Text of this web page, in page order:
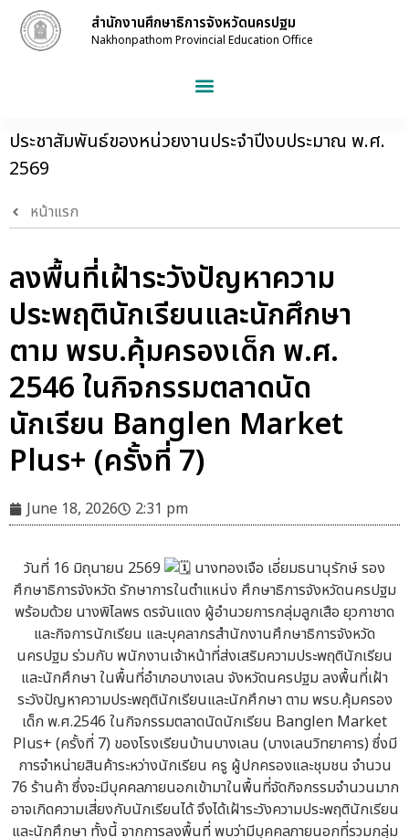
สำนักงานศึกษาธิการจังหวัดนครปฐม
Nakhonpathom Provincial Education Office
ประชาสัมพันธ์ของหน่วยงานประจำปีงบประมาณ พ.ศ.
2569
หน้าแรก
ลงพื้นที่เฝ้าระวังปัญหาความ
ประพฤตินักเรียนและนักศึกษา
ตาม พรบ.คุ้มครองเด็ก พ.ศ.
2546 ในกิจกรรมตลาดนัด
นักเรียน Banglen Market
Plus+ (ครั้งที่ 7)
June 18, 2026 2:31 pm
วันที่ 16 มิถุนายน 2569
นางทองเจือ เอี่ยมธนานุรักษ์ รอง
ศึกษาธิการจังหวัด รักษาการในตำแหน่ง ศึกษาธิการจังหวัดนครปฐม
พร้อมด้วย นางพิไลพร ดรจันแดง ผู้อำนวยการกลุ่มลูกเสือ ยุวกาชาด
และกิจการนักเรียน และบุคลากรสำนักงานศึกษาธิการจังหวัด
นครปฐม ร่วมกับ พนักงานเจ้าหน้าที่ส่งเสริมความประพฤตินักเรียน
และนักศึกษา ในพื้นที่อำเภอบางเลน จังหวัดนครปฐม ลงพื้นที่เฝ้า
ระวังปัญหาความประพฤตินักเรียนและนักศึกษา ตาม พรบ.คุ้มครอง
เด็ก พ.ศ.2546 ในกิจกรรมตลาดนัดนักเรียน Banglen Market
Plus+ (ครั้งที่ 7) ของโรงเรียนบ้านบางเลน (บางเลนวิทยาคาร) ซึ่งมี
การจำหน่ายสินค้าระหว่างนักเรียน ครู ผู้ปกครองและชุมชน จำนวน
76 ร้านค้า ซึ่งจะมีบุคคลภายนอกเข้ามาในพื้นที่จัดกิจกรรมจำนวนมาก
อาจเกิดความเสี่ยงกับนักเรียนได้ จึงได้เฝ้าระวังความประพฤตินักเรียน
และนักศึกษา ทั้งนี้ จากการลงพื้นที่ พบว่ามีบุคคลภายนอกที่รวมกลุ่ม